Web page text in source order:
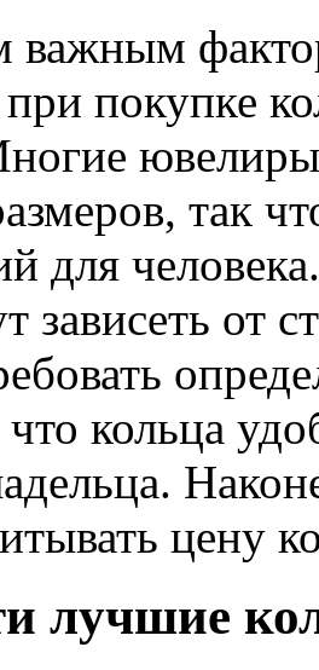
покупке
так
для
зависеть от
что кольца
цену
лучшие